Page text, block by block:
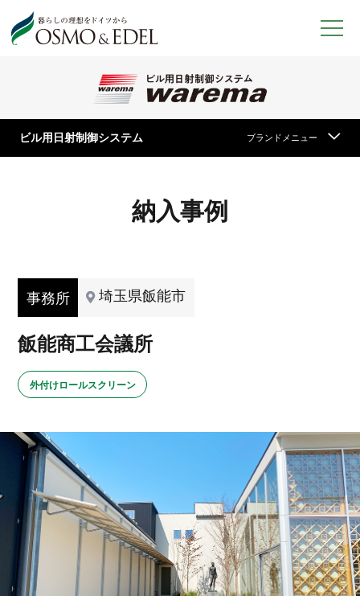
製品サービス
オスモカラー
ローリング
ヴァレーマ
（ビル用）
企業概要
お問い合わせ・資料請求
兵庫本社
0794-72-1555
東京支社
03-6279-4972
ビル用日射制御システム ブランドメニュー
納入事例
事務所 埼玉県飯能市
飯能商工会議所
外付けロールスクリーン